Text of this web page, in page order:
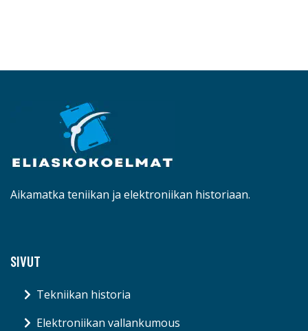
Aikamatka teniikan ja elektroniikan historiaan.
SIVUT
Tekniikan historia
Elektroniikan vallankumous